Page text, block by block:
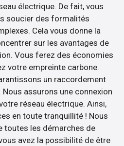
électrique. De fait, vous
soucier des formalités
Cela vous donne la
sur les avantages de
Vous ferez des économies
votre empreinte carbone.
un raccordement
assurons une connexion
réseau électrique. Ainsi,
en toute tranquillité ! Nous
toutes les démarches de
avez la possibilité de être